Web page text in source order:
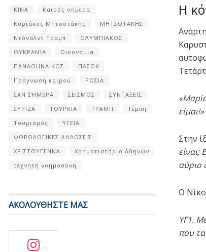
Η
είμαι!»
Στην
είναι;
αύριο
Ο
ΥΓ1.
που τα
ΚΙΝΑ
Καιρός σήμερα
Κυριάκος Μητσοτάκης
ΜΗΤΣΟΤΑΚΗΣ
Ντόναλντ Τραμπ
ΟΛΥΜΠΙΑΚΟΣ
ΟΥΚΡΑΝΊΑ
Οικονομία
ΠΑΝΑΘΗΝΑΙΚΟΣ
ΠΑΣΟΚ
Πρόγνωση καιρού
ΡΩΣΙΑ
ΣΑΝ ΣΉΜΕΡΑ
ΣΕΙΣΜΟΣ
ΣΥΝΤΑΞΕΙΣ
ΣΥΡΙΖΑ
ΤΟΥΡΚΙΑ ΤΡΑΜΠ
Τέμπη
Τουρισμός
ΥΓΕΙΑ
ΦΟΡΟΛΟΓΙΚΕΣ ΔΗΛΩΣΕΙΣ
ΧΡΙΣΤΟΥΓΕΝΝΑ
Χρηματιστήριο Αθηνών
τεχνητή νοημοσύνη
ΑΚΟΛΟΥΘΗΣΤΕ ΜΑΣ